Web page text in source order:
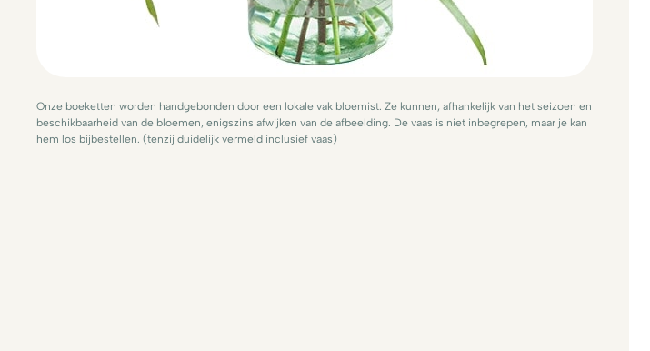
Onze boeketten worden handgebonden door een lokale vak bloemist. Ze kunnen, afhankelijk van het seizoen en
beschikbaarheid van de bloemen, enigszins afwijken van de afbeelding. De vaas is niet inbegrepen, maar je kan
hem los bijbestellen. (tenzij duidelijk vermeld inclusief vaas)